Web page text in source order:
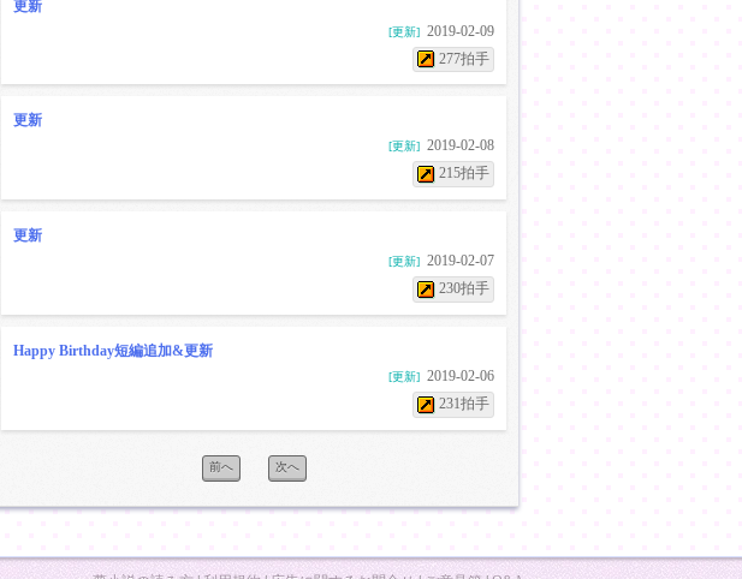
更新
[更新] 2019-02-09
277拍手
更新
[更新] 2019-02-08
215拍手
更新
[更新] 2019-02-07
230拍手
Happy Birthday短編追加&更新
[更新] 2019-02-06
231拍手
前へ 次へ